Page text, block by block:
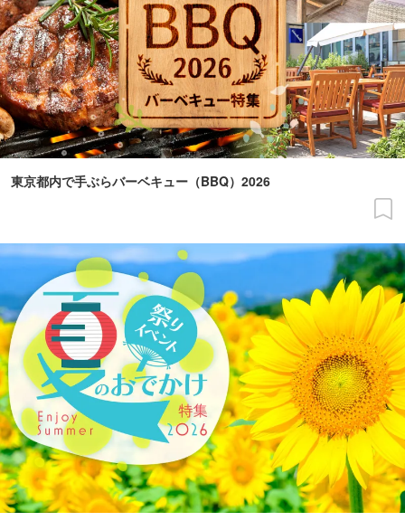
東京都内で手ぶらバーベキュー（BBQ）2026